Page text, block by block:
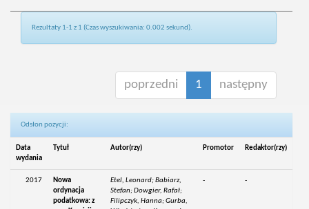
Rezultaty 1-1 z 1 (Czas wyszukiwania: 0.002 sekund).
poprzedni 1 następny
Odsłon pozycji:
Data
wydania
Tytuł Autor(rzy) Promotor Redaktor(rzy)
2017
Nowa
ordynacja
podatkowa: z
Etel, Leonard; Babiarz,
Stefan; Dowgier, Rafał;
Filipczyk, Hanna; Gurba,
- -